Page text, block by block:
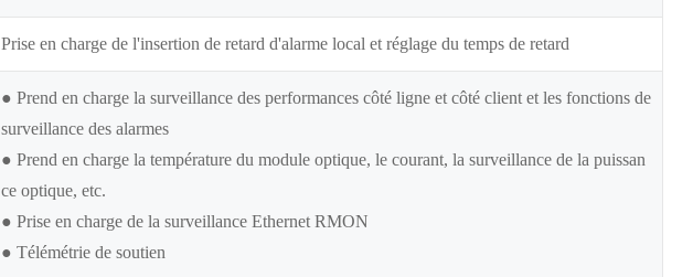
Prise en charge de l'insertion de retard d'alarme local et réglage du temps de retard
● Prend en charge la surveillance des performances côté ligne et côté client et les fonctions de
surveillance des alarmes
● Prend en charge la température du module optique, le courant, la surveillance de la puissan
ce optique, etc.
● Prise en charge de la surveillance Ethernet RMON
● Télémétrie de soutien